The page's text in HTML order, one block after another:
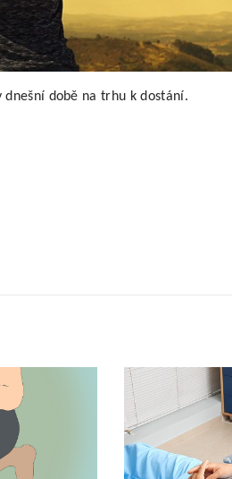
době na trhu k dostání.